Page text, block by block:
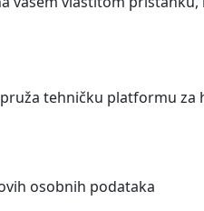
tehničku platformu
osobnih podataka